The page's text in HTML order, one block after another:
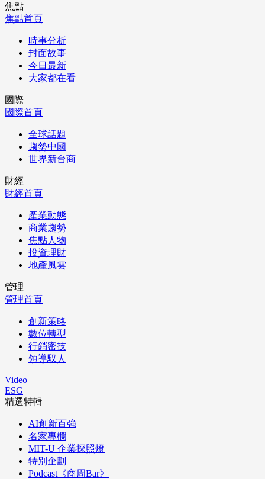
焦點
焦點首頁
時事分析
封面故事
今日最新
大家都在看
國際
國際首頁
全球話題
趨勢中國
世界新台商
財經
財經首頁
產業動態
商業趨勢
焦點人物
投資理財
地產風雲
管理
管理首頁
創新策略
數位轉型
行銷密技
領導馭人
Video
ESG
精選特輯
AI創新百強
名家專欄
MIT-U 企業探照燈
特別企劃
Podcast《商周Bar》